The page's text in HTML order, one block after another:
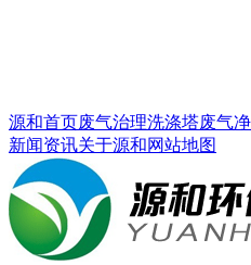
源和首页废气治理洗涤塔废气
新闻资讯关于源和网站地图